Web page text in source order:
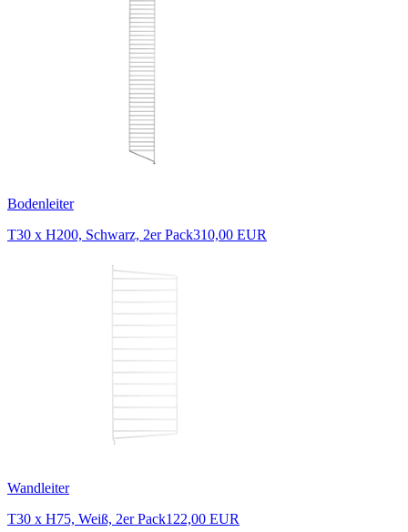
Bodenleiter
T30 x H200, Schwarz, 2er Pack310,00 EUR
Wandleiter
T30 x H75, Weiß, 2er Pack122,00 EUR